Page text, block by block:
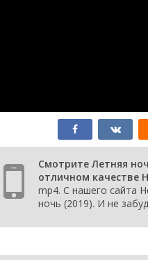
Смотрите Летняя
отличном качестве
mp4. С нашего сайта
ночь (2019). И не